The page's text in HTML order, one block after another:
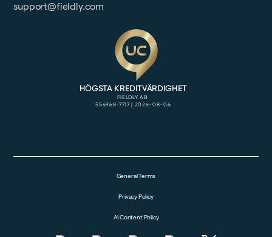
support@fieldly.com
General Terms
Privacy Policy
AI Content Policy